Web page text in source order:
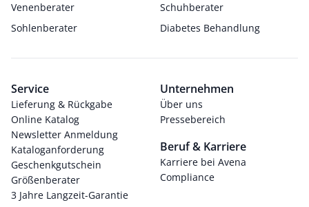
Venenberater
Schuhberater
Sohlenberater
Diabetes Behandlung
Service
Lieferung & Rückgabe
Online Katalog
Newsletter Anmeldung
Kataloganforderung
Geschenkgutschein
Größenberater
3 Jahre Langzeit-Garantie
Unternehmen
Über uns
Pressebereich
Beruf & Karriere
Karriere bei Avena
Compliance